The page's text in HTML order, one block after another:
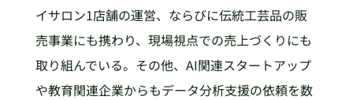
イサロン1店舗の運営、ならびに伝統工芸品の販
売事業にも携わり、現場視点での売上づくりにも
取り組んでいる。その他、AI関連スタートアップ
や教育関連企業からもデータ分析支援の依頼を数